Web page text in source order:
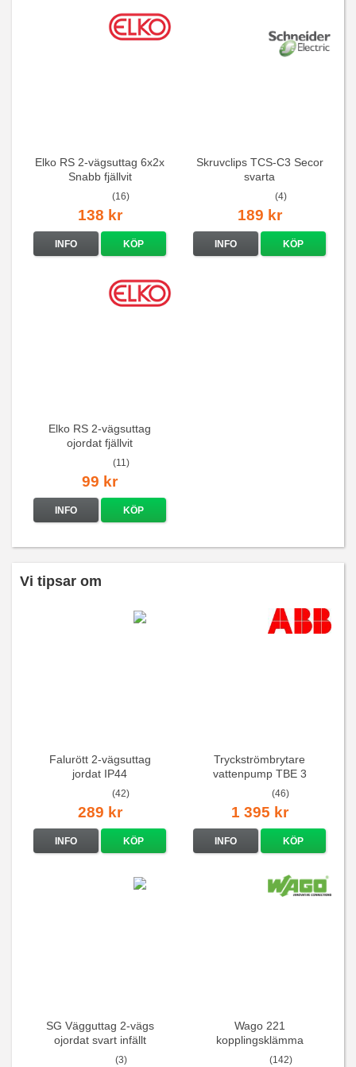
Elko RS 2-vägsuttag 6x2x
Snabb fjällvit
(16)
138 kr
INFO KÖP
Skruvclips TCS-C3 Secor
svarta
(4)
189 kr
INFO KÖP
Elko RS 2-vägsuttag
ojordat fjällvit
(11)
99 kr
INFO KÖP
Vi tipsar om
Falurött 2-vägsuttag
jordat IP44
(42)
289 kr
INFO KÖP
Tryckströmbrytare
vattenpump TBE 3
(46)
1 395 kr
INFO KÖP
SG Vägguttag 2-vägs
ojordat svart infällt
16A/250V
(3)
Wago 221
kopplingsklämma
(142)